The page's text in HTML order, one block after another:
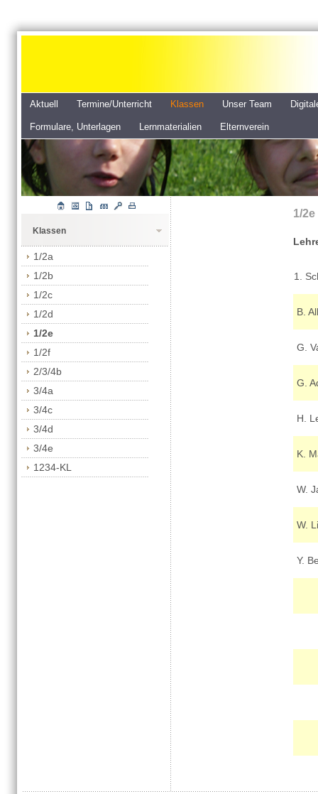
Aktuell Termine/Unterricht Klassen Unser Team
Formulare, Unterlagen Lernmaterialien Elternverein
Klassen
1/2a
1/2b
1/2c
1/2d
1/2e
1/2f
2/3/4b
3/4a
3/4c
3/4d
3/4e
1234-KL
1/2e
1.
B.
G.
G.
H.
K.
W.
W.
Y.